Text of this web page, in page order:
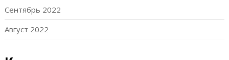
Сентябрь 2022
Август 2022